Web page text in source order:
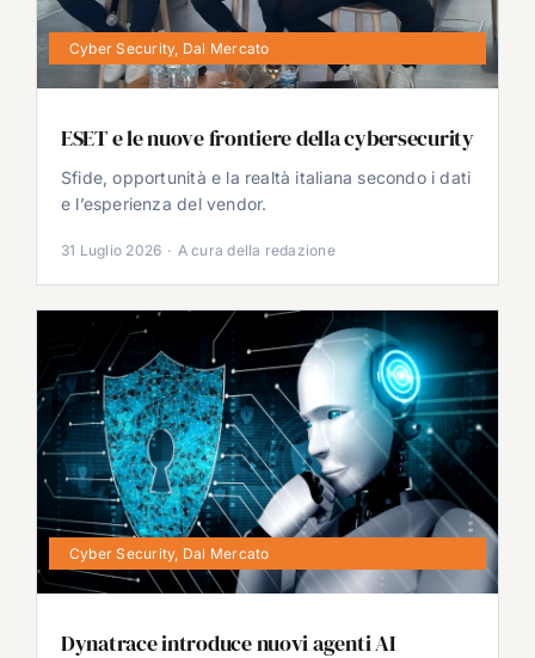
Cyber Security, Dal Mercato
ESET e le nuove frontiere della cybersecurity
Sfide, opportunità e la realtà italiana secondo i dati
e l’esperienza del vendor.
31 Luglio 2026 · A cura della redazione
Cyber Security, Dal Mercato
Dynatrace introduce nuovi agenti AI